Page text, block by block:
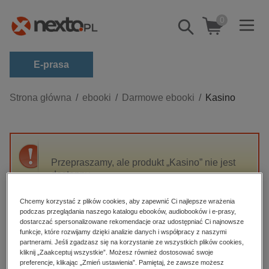
Pokaż/schowaj
wyszukiwarkę
0
E-prasa
Kategorie
biznesowe, branżowe, gospodarka
dzienniki
edukacja
hobby, sport, rozrywka
komputery, internet, technologie, informatyka
Strona główna ebooki Darmowe ebooki Kasino
Przepraszamy, ale produkt „Kasino” nie jest
dostępny.
High-contrast mode
Polecane
Chcemy korzystać z plików cookies, aby zapewnić Ci najlepsze wrażenia
podczas przeglądania naszego katalogu ebooków, audiobooków i e-prasy,
dostarczać spersonalizowane rekomendacje oraz udostępniać Ci najnowsze
funkcje, które rozwijamy dzięki analizie danych i współpracy z naszymi
partnerami. Jeśli zgadzasz się na korzystanie ze wszystkich plików cookies,
kliknij „Zaakceptuj wszystkie”. Możesz również dostosować swoje
preferencje, klikając „Zmień ustawienia”. Pamiętaj, że zawsze możesz